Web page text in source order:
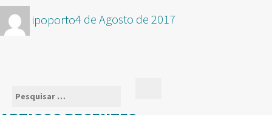
Autor
ipoportoPublicado
4 de Agosto de 2017
Pesquisar
por: